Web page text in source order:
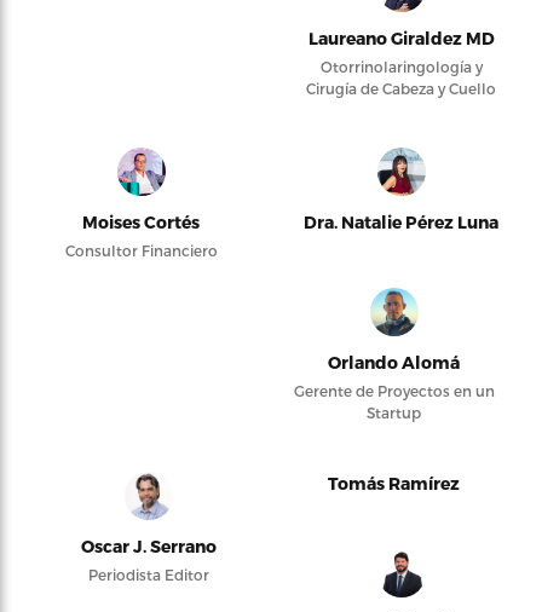
Laureano Giraldez MD
Otorrinolaringología y
Cirugía de Cabeza y Cuello
Moises Cortés
Consultor Financiero
Dra. Natalie Pérez Luna
Orlando Alomá
Gerente de Proyectos en un
Startup
Oscar J. Serrano
Periodista Editor
Tomás Ramírez